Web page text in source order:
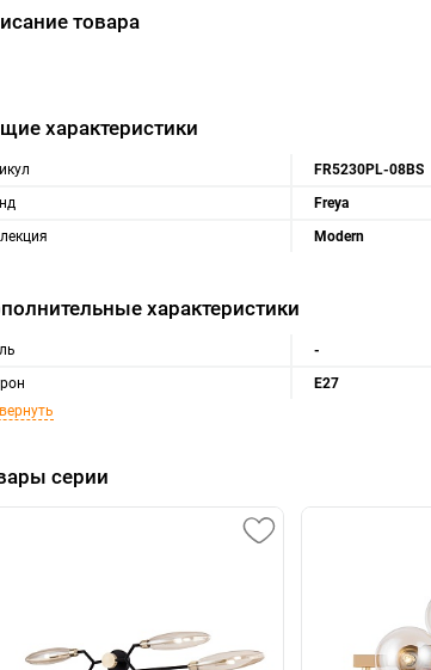
товара
характеристики
FR5230PL-08BS
Freya
Modern
характеристики
-
E27
серии